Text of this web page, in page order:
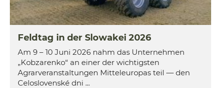
Feldtag in der Slowakei 2026
Am 9 – 10 Juni 2026 nahm das Unternehmen
„Kobzarenko“ an einer der wichtigsten
Agrarveranstaltungen Mitteleuropas teil — den
Celoslovenské dni ...